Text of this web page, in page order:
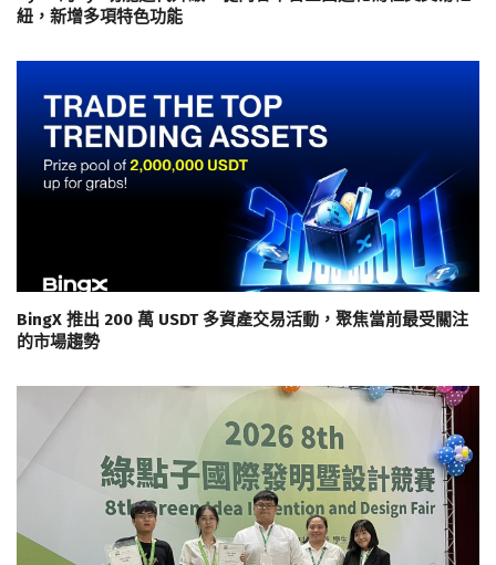
紐，新增多項特色功能
BingX 推出 200 萬 USDT 多資產交易活動，聚焦當前最受關注
的市場趨勢